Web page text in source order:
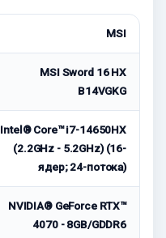
MSI
MSI Sword 16 HX
B14VGKG
Intel® Core™ i7-14650HX
(2.2GHz - 5.2GHz) (16-
ядер; 24-потока)
NVIDIA® GeForce RTX™
4070 - 8GB/GDDR6